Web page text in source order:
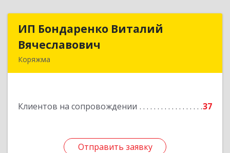
ИП Бондаренко Виталий
Вячеславович
Коряжма
Клиентов на сопровождении 37
Отправить заявку
ИП Бондаренко Виталий
Подробнее
Отправить заявку